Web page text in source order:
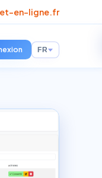
en-ligne.fr
FR